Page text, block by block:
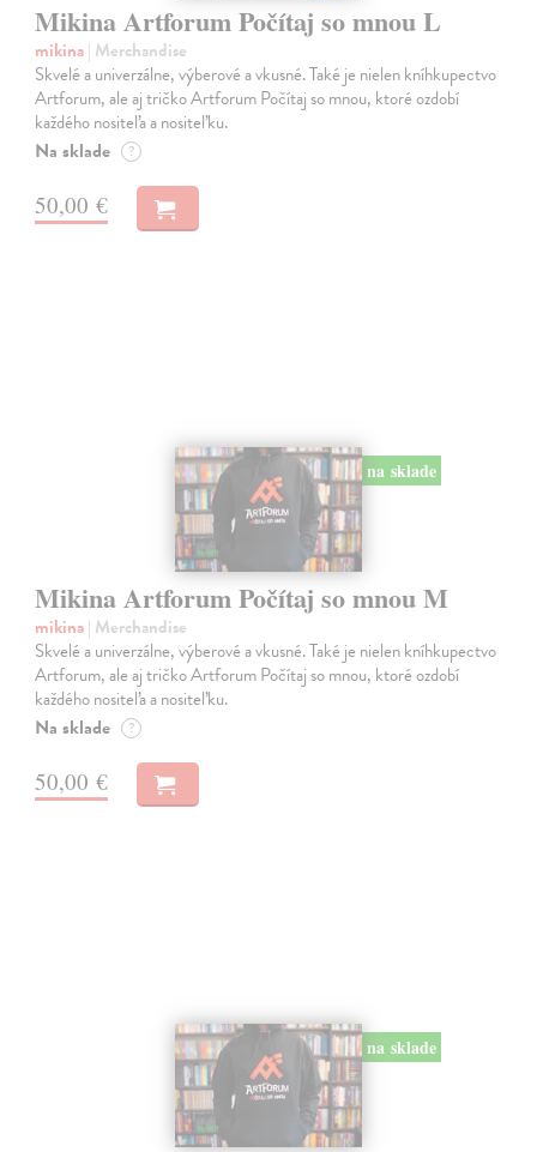
Mikina Artforum Počítaj so mnou L
mikina| Merchandise
Skvelé a univerzálne, výberové a vkusné. Také je nielen kníhkupectvo
Artforum, ale aj tričko Artforum Počítaj so mnou, ktoré ozdobí
každého nositeľa a nositeľku.
Na sklade ?
50,00 €
na sklade
Mikina Artforum Počítaj so mnou M
mikina| Merchandise
Skvelé a univerzálne, výberové a vkusné. Také je nielen kníhkupectvo
Artforum, ale aj tričko Artforum Počítaj so mnou, ktoré ozdobí
každého nositeľa a nositeľku.
Na sklade ?
50,00 €
na sklade